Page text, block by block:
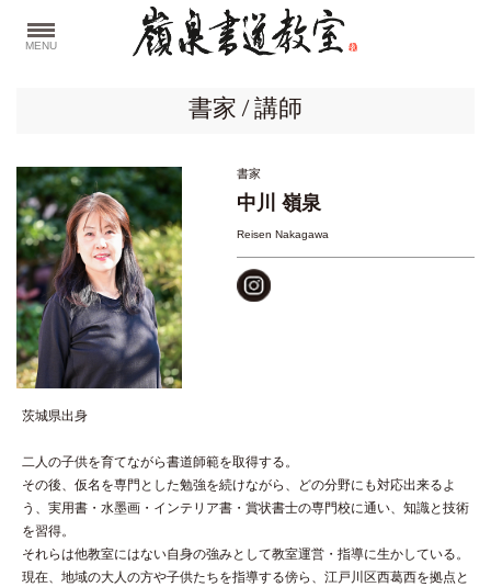
MENU
書家 / 講師
書家
中川 嶺泉
Reisen Nakagawa
茨城県出身
二人の子供を育てながら書道師範を取得する。
その後、仮名を専門とした勉強を続けながら、どの分野にも対応出来るよ
う、実用書・水墨画・インテリア書・賞状書士の専門校に通い、知識と技術
を習得。
それらは他教室にはない自身の強みとして教室運営・指導に生かしている。
現在、地域の大人の方や子供たちを指導する傍ら、江戸川区西葛西を拠点と